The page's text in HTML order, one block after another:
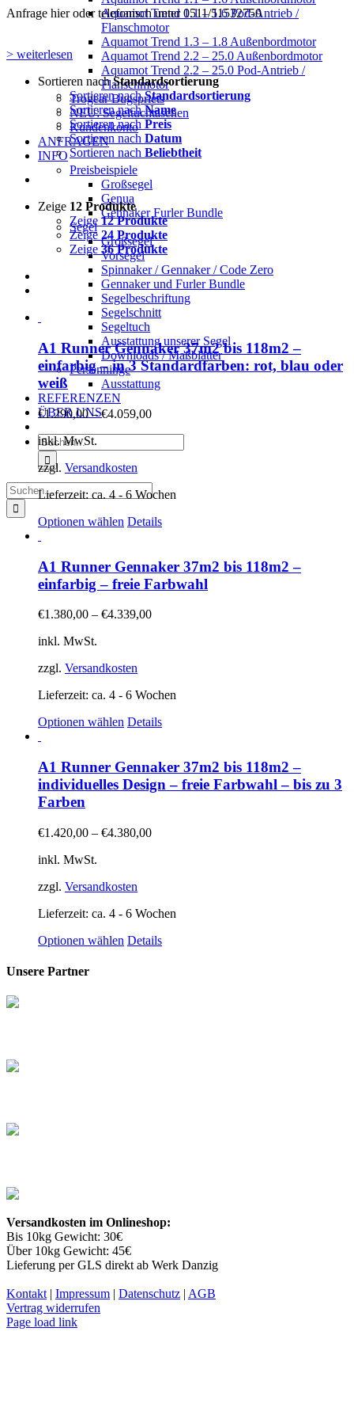
Aquamot Trend 1.1 – 1.6 Pod-Antrieb /
Flanschmotor
Aquamot Trend 1.3 – 1.8 Außenbordmotor
Aquamot Trend 2.2 – 25.0 Außenbordmotor
Aquamot Trend 2.2 – 25.0 Pod-Antrieb /
Flanschmotor
Trogear Bugspriets
NEU: Segeltuchtaschen
Kundenkonto
ANFRAGEN
INFO
Preisbeispiele
Großsegel
Genua
Gennaker Furler Bundle
Segel
Großsegel
Vorsegel
Spinnaker / Gennaker / Code Zero
Gennaker und Furler Bundle
Segelbeschriftung
Segelschnitt
Segeltuch
Ausstattung unserer Segel
Downloads / Maßblätter
Persenninge
Ausstattung
REFERENZEN
ÜBER UNS
Suche
nach:
Suche
nach:
Anfrage hier oder telefonisch unter 0511/51532750
> weiterlesen
Sortieren nachStandardsortierung
Sortieren nachStandardsortierung
Sortieren nachName
Sortieren nach Preis
Sortieren nach Datum
Sortieren nach Beliebtheit
Zeige 12 Produkte
Zeige 12 Produkte
Zeige 24 Produkte
Zeige 36 Produkte
A1 Runner Gennaker 37m2 bis 118m2 –
einfarbig – in 3 Standardfarben: rot, blau oder
weiß
€1.290,00–€4.059,00
inkl. MwSt.
zzgl. Versandkosten
Lieferzeit: ca. 4 - 6 Wochen
Optionen wählen Dieses
mehrere
Varianten
auf.
Optionen
der
Produktseite
gewählt
Details
A1 Runner Gennaker 37m2 bis 118m2 –
einfarbig – freie Farbwahl
€1.380,00 – €4.339,00
inkl. MwSt.
zzgl. Versandkosten
Lieferzeit: ca. 4 - 6 Wochen
Optionen wählen Dieses
mehrere
Varianten
auf.
können
gewählt
werden
Details
A1 Runner Gennaker 37m2 bis 118m2 –
individuelles Design – freie Farbwahl – bis zu 3
Farben
€1.420,00 – €4.380,00
inkl. MwSt.
zzgl. Versandkosten
Lieferzeit: ca. 4 - 6 Wochen
Optionen wählen Dieses
Details
Unsere Partner
Versandkosten im Onlineshop:
Bis 10kg Gewicht: 30€
Über 10kg Gewicht: 45€
Lieferung per GLS direkt ab Werk Danzig
Kontakt | Impressum | Datenschutz | AGB
Vertrag widerrufen
Facebook
YouTube
Instagram
Page load link